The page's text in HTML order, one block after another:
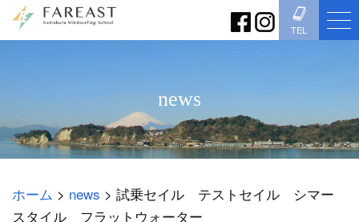
TEL
news
ホーム > news > 試乗セイル テストセイル シマー
スタイル フラットウォーター